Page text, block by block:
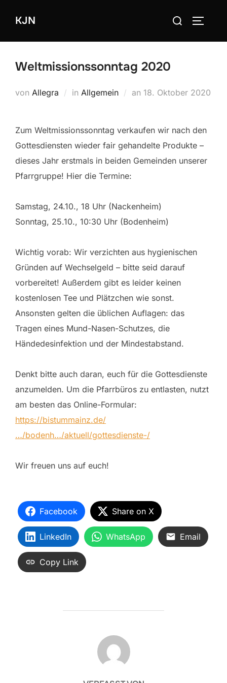
InhaltKJN
Suchen
Weltmissionssonntag 2020
von Allegra in Allgemein an Veröffentlicht
18. Oktober 2020
Zum Weltmissionssonntag verkaufen wir nach den
Gottesdiensten wieder fair gehandelte Produkte –
dieses Jahr erstmals in beiden Gemeinden unserer
Pfarrgruppe! Hier die Termine:
Samstag, 24.10., 18 Uhr (Nackenheim)
Sonntag, 25.10., 10:30 Uhr (Bodenheim)
Wichtig vorab: Wir verzichten aus hygienischen
Gründen auf Wechselgeld – bitte seid darauf
vorbereitet! Außerdem gibt es leider keinen
kostenlosen Tee und Plätzchen wie sonst.
Ansonsten gelten die üblichen Auflagen: das
Tragen eines Mund-Nasen-Schutzes, die
Händedesinfektion und der Mindestabstand.
Denkt bitte auch daran, euch für die Gottesdienste
anzumelden. Um die Pfarrbüros zu entlasten, nutzt
am besten das Online-Formular:
https://bistummainz.de/
…/bodenh…/aktuell/gottesdienste-/
Wir freuen uns auf euch!
Facebook Share on X
LinkedIn WhatsApp Email
Copy Link
BEITRAGSAUTOR